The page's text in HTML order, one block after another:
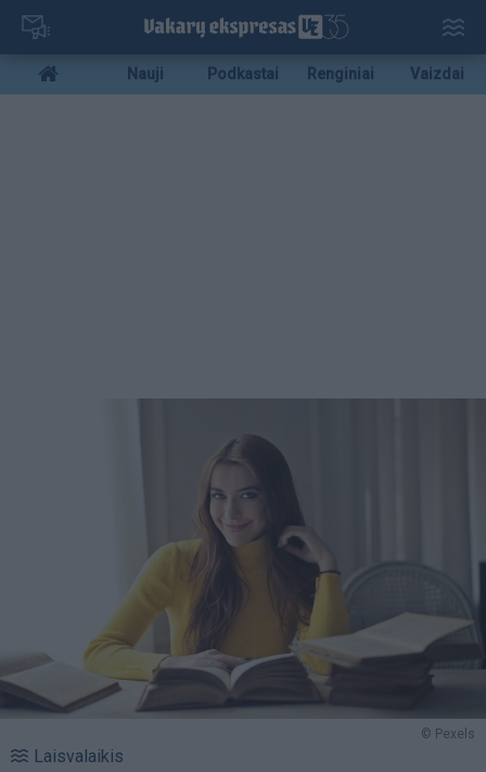
Pereiti
pagrindinį
turinį
Mobile
menu
Nauji Podkastai Renginiai Vaizdai
© Pexels
Laisvalaikis